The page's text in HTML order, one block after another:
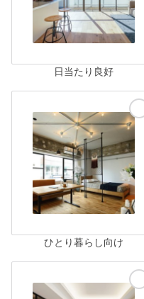
日当たり良好
ひとり暮らし向け